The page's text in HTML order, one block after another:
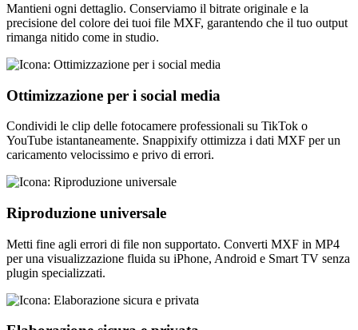
Mantieni ogni dettaglio. Conserviamo il bitrate originale e la
precisione del colore dei tuoi file MXF, garantendo che il tuo output
rimanga nitido come in studio.
Ottimizzazione per i social media
Condividi le clip delle fotocamere professionali su TikTok o
YouTube istantaneamente. Snappixify ottimizza i dati MXF per un
caricamento velocissimo e privo di errori.
Riproduzione universale
Metti fine agli errori di file non supportato. Converti MXF in MP4
per una visualizzazione fluida su iPhone, Android e Smart TV senza
plugin specializzati.